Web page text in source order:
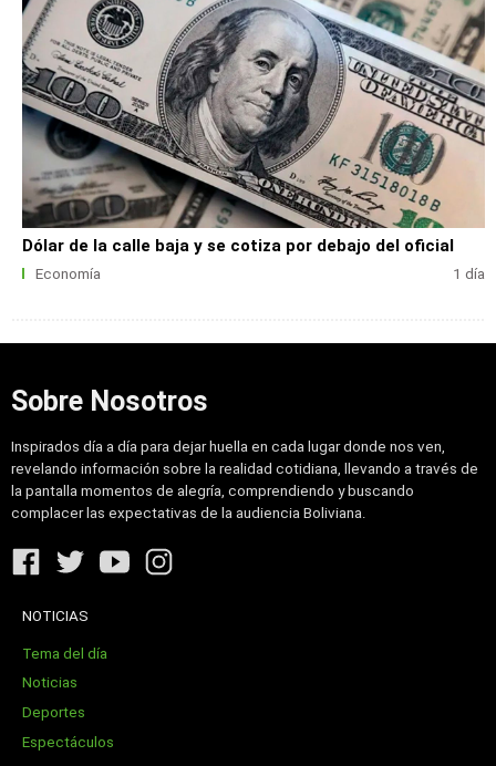
Dólar de la calle baja y se cotiza por debajo del oficial
Economía 1 día
Sobre Nosotros
Inspirados día a día para dejar huella en cada lugar donde nos ven,
revelando información sobre la realidad cotidiana, llevando a través de
la pantalla momentos de alegría, comprendiendo y buscando
complacer las expectativas de la audiencia Boliviana.
NOTICIAS
Tema del día
Noticias
Deportes
Espectáculos